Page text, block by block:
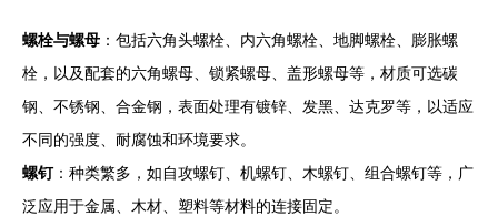
螺栓与螺母 ：包括六角头螺栓、内六角螺栓、地脚螺栓、膨胀螺
栓，以及配套的六角螺母、锁紧螺母、盖形螺母等，材质可选碳
钢、不锈钢、合金钢，表面处理有镀锌、发黑、达克罗等，以适应
不同的强度、耐腐蚀和环境要求。
螺钉：种类繁多，如自攻螺钉、机螺钉、木螺钉、组合螺钉等，广
泛应用于金属、木材、塑料等材料的连接固定。